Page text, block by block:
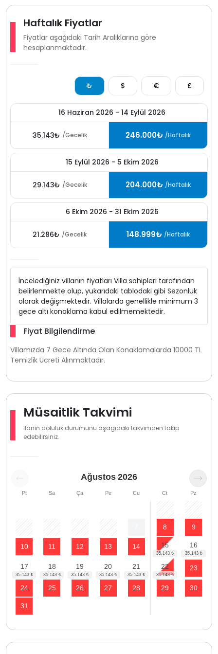
Haftalık Fiyatlar
Fiyatlar aşağıdaki Tarih Aralıklarına göre
hesaplanmaktadır.
₺ $ € £
16 Haziran 2026 - 14 Eylül 2026
35.143₺ /Gecelik 246.000₺ /Haftalık
15 Eylül 2026 - 5 Ekim 2026
29.143₺ /Gecelik 204.000₺ /Haftalık
6 Ekim 2026 - 31 Ekim 2026
21.286₺ /Gecelik 148.999₺ /Haftalık
İncelediğiniz villanın fiyatları Villa sahipleri tarafından
belirlenmekte olup, yukarıdaki tablodaki gibi Sezonluk
olarak değişmektedir. Villalarda genellikle minimum 3
gece altı konaklama kabul edilmemektedir.
Fiyat Bilgilendirme
Villamızda 7 Gece Altında Olan Konaklamalarda 10000 TL
Temizlik Ücreti Alınmaktadır.
Müsaitlik Takvimi
İlanın doluluk durumunu aşağıdaki takvimden takip
edebilirsiniz.
Ağustos 2026
Pt Sa Ça Pe Cu Ct Pz
8 9
10 11 12 13 14 15 16
17 18 19 20 21 22 23
24 25 26 27 28 29 30
31